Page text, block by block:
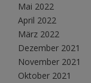
Mai 2022
April 2022
März 2022
Dezember 2021
November 2021
Oktober 2021